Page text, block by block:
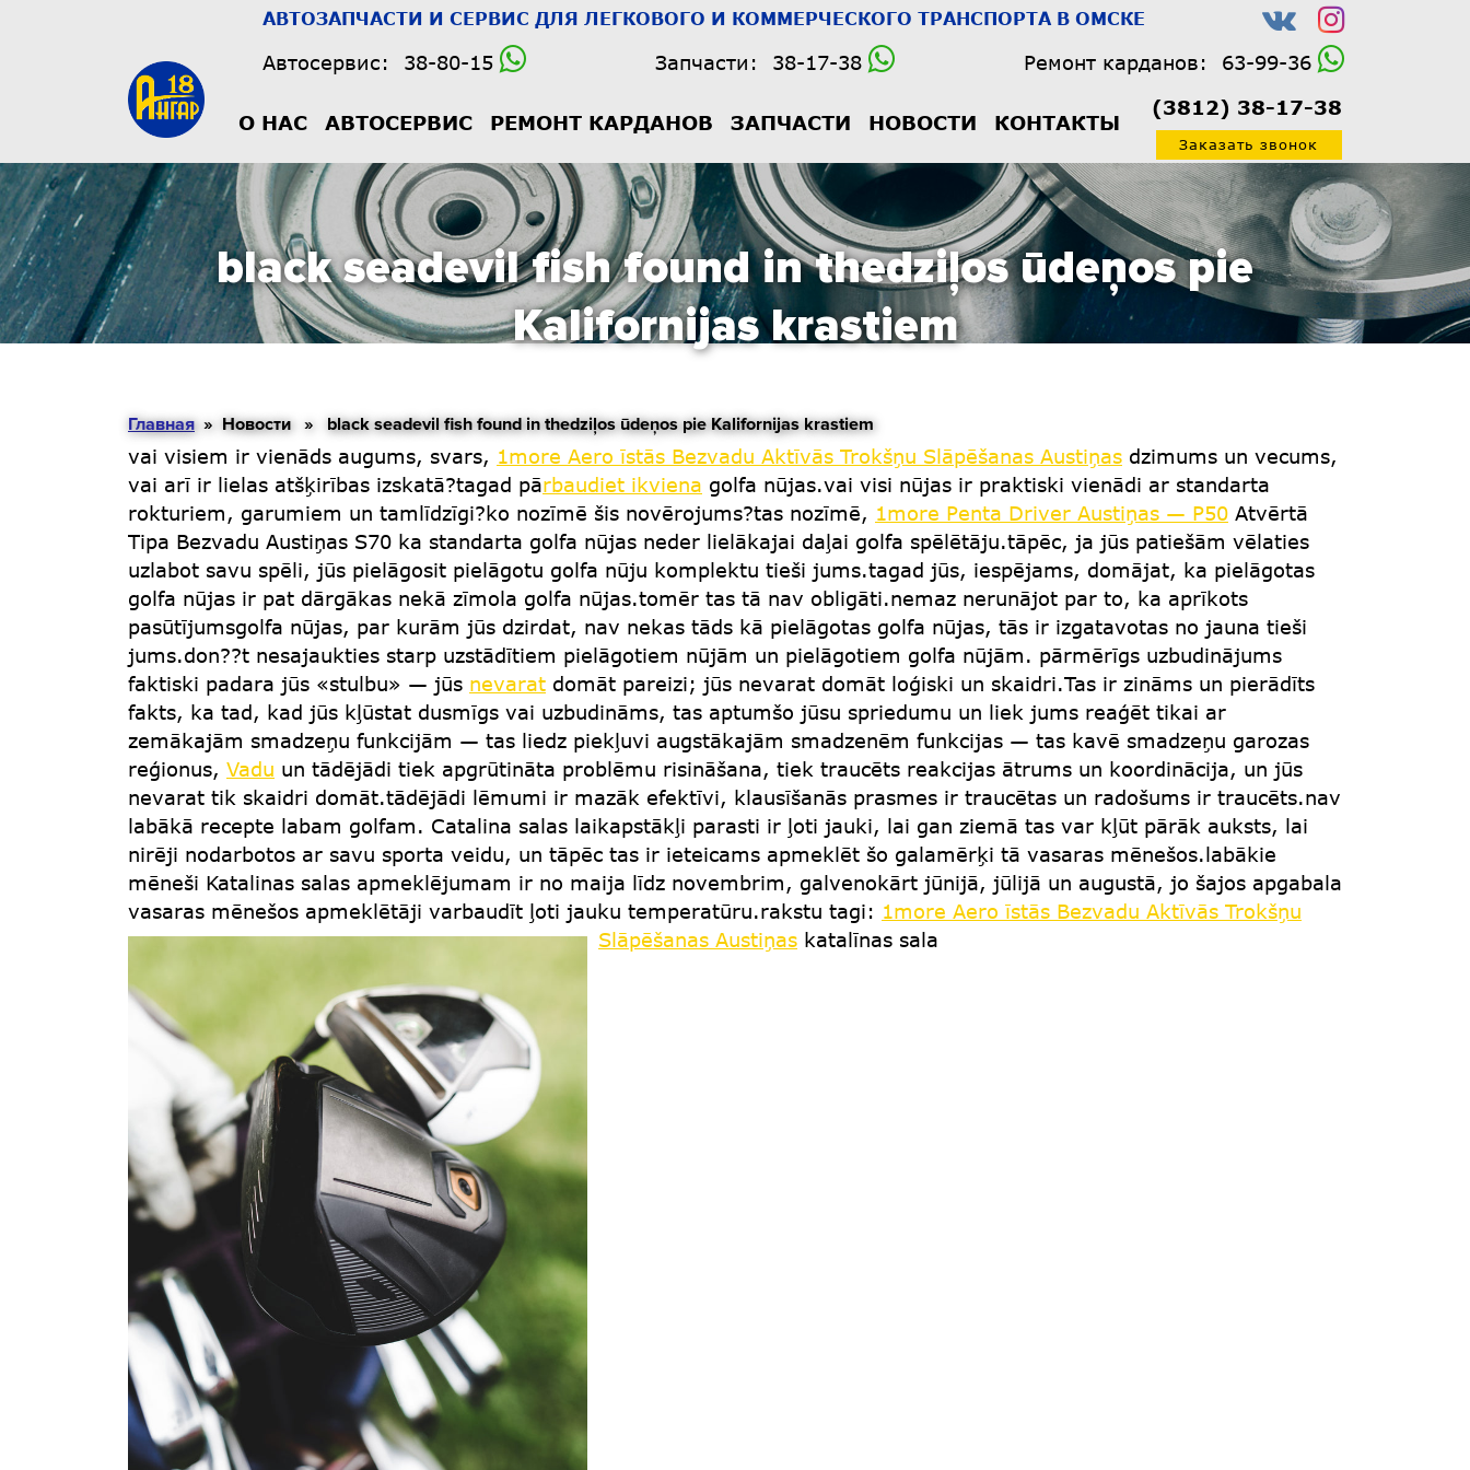
АВТОЗАПЧАСТИ И СЕРВИС ДЛЯ ЛЕГКОВОГО И КОММЕРЧЕСКОГО ТРАНСПОРТА В ОМСКЕ
Автосервис: 38-80-15 Запчасти: 38-17-38 Ремонт карданов: 63-99-36
О НАС АВТОСЕРВИС РЕМОНТ КАРДАНОВ ЗАПЧАСТИ НОВОСТИ КОНТАКТЫ
(3812) 38-17-38
Заказать звонок
black seadevil fish found in thedziļos ūdeņos pie
Kalifornijas krastiem
Главная» Новости » black seadevil fish found in thedziļos ūdeņos pie Kalifornijas krastiem
vai visiem ir vienāds augums, svars, 1more Aero īstās Bezvadu Aktīvās Trokšņu Slāpēšanas Austiņas dzimums un vecums,
vai arī ir lielas atšķirības izskatā?tagad pārbaudiet ikviena golfa nūjas.vai visi nūjas ir praktiski vienādi ar standarta
rokturiem, garumiem un tamlīdzīgi?ko nozīmē šis novērojums?tas nozīmē, 1more Penta Driver Austiņas — P50 Atvērtā
Tipa Bezvadu Austiņas S70 ka standarta golfa nūjas neder lielākajai daļai golfa spēlētāju.tāpēc, ja jūs patiešām vēlaties
uzlabot savu spēli, jūs pielāgosit pielāgotu golfa nūju komplektu tieši jums.tagad jūs, iespējams, domājat, ka pielāgotas
golfa nūjas ir pat dārgākas nekā zīmola golfa nūjas.tomēr tas tā nav obligāti.nemaz nerunājot par to, ka aprīkots
pasūtījumsgolfa nūjas, par kurām jūs dzirdat, nav nekas tāds kā pielāgotas golfa nūjas, tās ir izgatavotas no jauna tieši
jums.don??t nesajaukties starp uzstādītiem pielāgotiem nūjām un pielāgotiem golfa nūjām. pārmērīgs uzbudinājums
faktiski padara jūs «stulbu» — jūs nevarat domāt pareizi; jūs nevarat domāt loģiski un skaidri.Tas ir zināms un pierādīts
fakts, ka tad, kad jūs kļūstat dusmīgs vai uzbudināms, tas aptumšo jūsu spriedumu un liek jums reaģēt tikai ar
zemākajām smadzeņu funkcijām — tas liedz piekļuvi augstākajām smadzenēm funkcijas — tas kavē smadzeņu garozas
reģionus, Vadu un tādējādi tiek apgrūtināta problēmu risināšana, tiek traucēts reakcijas ātrums un koordinācija, un jūs
nevarat tik skaidri domāt.tādējādi lēmumi ir mazāk efektīvi, klausīšanās prasmes ir traucētas un radošums ir traucēts.nav
labākā recepte labam golfam. Catalina salas laikapstākļi parasti ir ļoti jauki, lai gan ziemā tas var kļūt pārāk auksts, lai
nirēji nodarbotos ar savu sporta veidu, un tāpēc tas ir ieteicams apmeklēt šo galamērķi tā vasaras mēnešos.labākie
mēneši Katalinas salas apmeklējumam ir no maija līdz novembrim, galvenokārt jūnijā, jūlijā un augustā, jo šajos apgabala
vasaras mēnešos apmeklētāji varbaudīt ļoti jauku temperatūru.rakstu tagi: 1more Aero īstās Bezvadu Aktīvās Trokšņu
Slāpēšanas Austiņas katalīnas sala